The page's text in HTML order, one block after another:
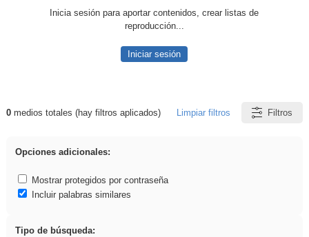
Inicia sesión para aportar contenidos, crear listas de
reproducción...
Iniciar sesión
Resultados de: divertidos
0medios totales (hay filtros aplicados) Limpiar filtros Filtros
Opciones adicionales:
Mostrar protegidos por contraseña
Incluir palabras similares
Tipo de búsqueda: